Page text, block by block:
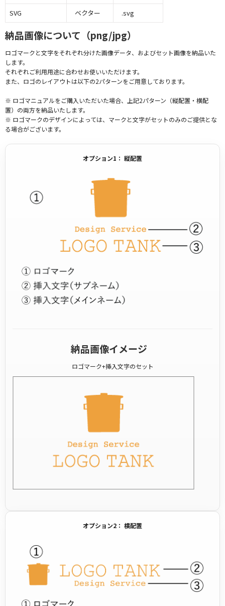
SVG
ベクター .svg
納品画像について（png/jpg）
ロゴマークと文字をそれぞれ分けた画像データ、およびセット画像を納品いた
します。
それぞれご利用用途に合わせお使いいただけます。
また、ロゴのレイアウトは以下の2パターンをご用意しております。
※ ロゴマニュアルをご購入いただいた場合、上記2パターン（縦配置・横配
置）の両方を納品いたします。
※ ロゴマークのデザインによっては、マークと文字がセットのみのご提供とな
る場合がございます。
オプション1： 縦配置
納品画像イメージ
ロゴマーク+挿入文字のセット
オプション2： 横配置